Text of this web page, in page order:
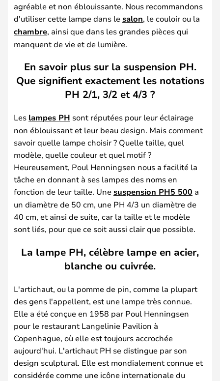
agréable et non éblouissante. Nous recommandons
d'utiliser cette lampe dans le salon, le couloir ou la
chambre, ainsi que dans les grandes pièces qui
manquent de vie et de lumière.
En savoir plus sur la suspension PH.
Que signifient exactement les notations
PH 2/1, 3/2 et 4/3 ?
Les lampes PH sont réputées pour leur éclairage
non éblouissant et leur beau design. Mais comment
savoir quelle lampe choisir ? Quelle taille, quel
modèle, quelle couleur et quel motif ?
Heureusement, Poul Henningsen nous a facilité la
tâche en donnant à ses lampes des noms en
fonction de leur taille. Une suspension PH5 500 a
un diamètre de 50 cm, une PH 4/3 un diamètre de
40 cm, et ainsi de suite, car la taille et le modèle
sont liés, pour que ce soit aussi clair que possible.
La lampe PH, célèbre lampe en acier,
blanche ou cuivrée.
L'artichaut, ou la pomme de pin, comme la plupart
des gens l'appellent, est une lampe très connue.
Elle a été conçue en 1958 par Poul Henningsen
pour le restaurant Langelinie Pavilion à
Copenhague, où elle est toujours accrochée
aujourd'hui. L'artichaut PH se distingue par son
design sculptural. Elle est mondialement connue et
considérée comme une icône internationale du